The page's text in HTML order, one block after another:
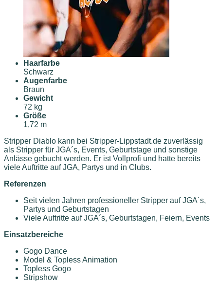
Haarfarbe
Schwarz
Augenfarbe
Braun
Gewicht
72 kg
Größe
1,72 m
Stripper Diablo kann bei Stripper-Lippstadt.de zuverlässig
als Stripper für JGA´s, Events, Geburtstage und sonstige
Anlässe gebucht werden. Er ist Vollprofi und hatte bereits
viele Auftritte auf JGA, Partys und in Clubs.
Referenzen
Seit vielen Jahren professioneller Stripper auf JGA´s,
Partys und Geburtstagen
Viele Auftritte auf JGA´s, Geburtstagen, Feiern, Events
Einsatzbereiche
Gogo Dance
Model & Topless Animation
Topless Gogo
Stripshow